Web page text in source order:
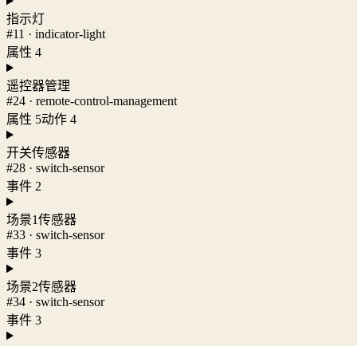
指示灯
#11 · indicator-light
属性 4
遥控器管理
#24 · remote-control-management
属性 5动作 4
开关传感器
#28 · switch-sensor
事件 2
场景1传感器
#33 · switch-sensor
事件 3
场景2传感器
#34 · switch-sensor
事件 3